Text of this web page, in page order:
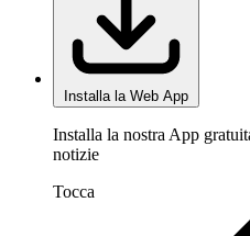
Installa la Web App
Installa la nostra App
notizie
Tocca